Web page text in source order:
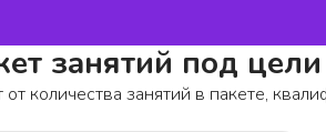
занятий под
количества занятий в пакете,